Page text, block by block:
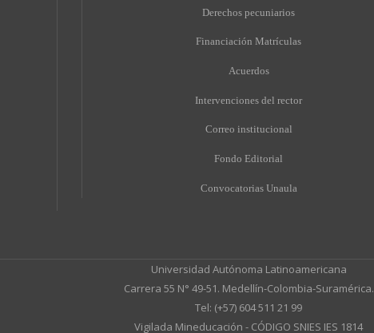
Derechos pecuniarios
Financiación Matrículas
Acuerdos
Intervenciones del rector
Correo institucional
Fondo Editorial
Convocatorias Unaula
Universidad Autónoma Latinoamericana
Carrera 55 N° 49-51. Medellín-Colombia-Suramérica.
Tel: (+57) 604 511 21 99
Vigilada Mineducación - CÓDIGO SNIES IES 1814